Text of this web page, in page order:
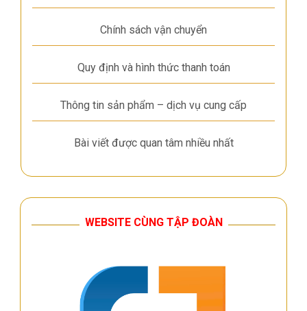
Chính sách vận chuyển
Quy định và hình thức thanh toán
Thông tin sản phẩm – dịch vụ cung cấp
Bài viết được quan tâm nhiều nhất
WEBSITE CÙNG TẬP ĐOÀN